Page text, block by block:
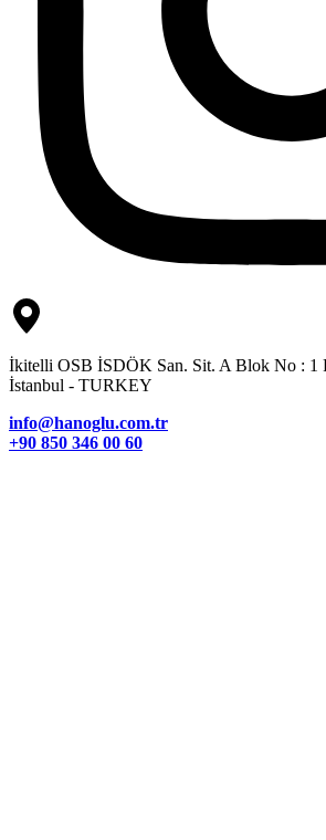
İkitelli OSB İSDÖK San. Sit. A Blok No : 1
İstanbul - TURKEY
info@hanoglu.com.tr
+90 850 346 00 60